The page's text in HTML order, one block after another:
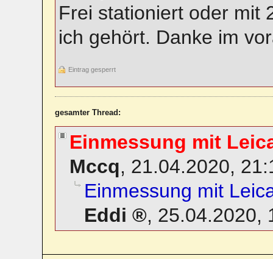
Frei stationiert oder mit
ich gehört. Danke im
Eintrag gesperrt
gesamter Thread:
Einmessung mit
Mccq, 21.04.2020,
Einmessung mit
Eddi
, 25.04.2020,